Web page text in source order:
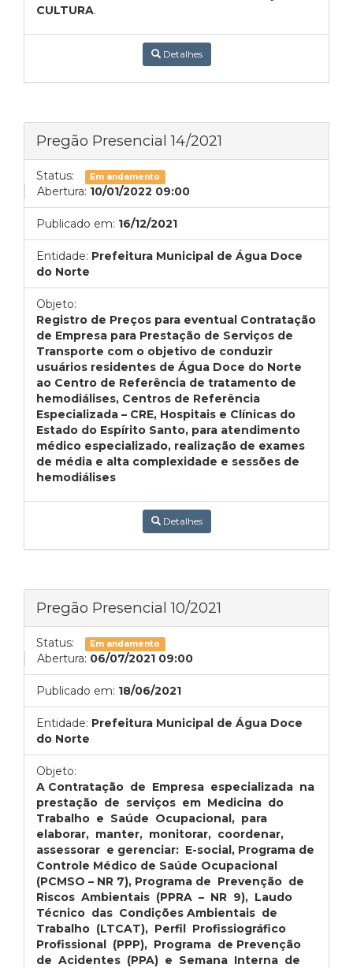
CULTURA.
Detalhes
Pregão Presencial 14/2021
Status: Em andamento
Abertura: 10/01/2022 09:00
Publicado em: 16/12/2021
Entidade: Prefeitura Municipal de Água Doce
do Norte
Objeto:
Registro de Preços para eventual Contratação
de Empresa para Prestação de Serviços de
Transporte com o objetivo de conduzir
usuários residentes de Água Doce do Norte
ao Centro de Referência de tratamento de
hemodiálises, Centros de Referência
Especializada – CRE, Hospitais e Clínicas do
Estado do Espírito Santo, para atendimento
médico especializado, realização de exames
de média e alta complexidade e sessões de
hemodiálises
Detalhes
Pregão Presencial 10/2021
Status: Em andamento
Abertura: 06/07/2021 09:00
Publicado em: 18/06/2021
Entidade: Prefeitura Municipal de Água Doce
do Norte
Objeto:
A Contratação de Empresa especializada na
prestação de serviços em Medicina do
Trabalho e Saúde Ocupacional, para
elaborar, manter, monitorar, coordenar,
assessorar e gerenciar: E-social, Programa de
Controle Médico de Saúde Ocupacional
(PCMSO – NR 7), Programa de Prevenção de
Riscos Ambientais (PPRA – NR 9), Laudo
Técnico das Condições Ambientais de
Trabalho (LTCAT), Perfil Profissiográfico
Profissional (PPP), Programa de Prevenção
de Acidentes (PPA) e Semana Interna de